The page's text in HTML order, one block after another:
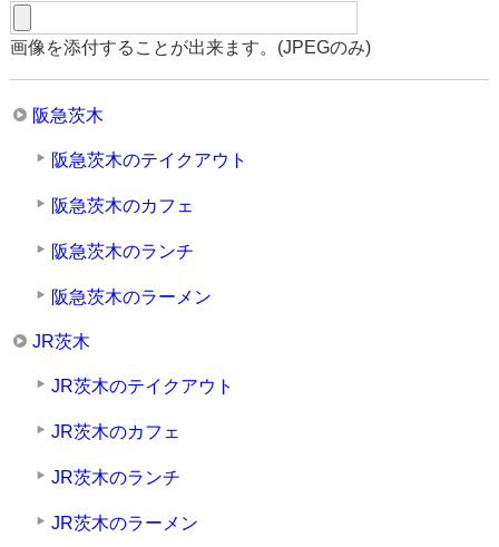
画像を添付することが出来ます。(JPEGのみ)
阪急茨木
阪急茨木のテイクアウト
阪急茨木のカフェ
阪急茨木のランチ
阪急茨木のラーメン
JR茨木
JR茨木のテイクアウト
JR茨木のカフェ
JR茨木のランチ
JR茨木のラーメン